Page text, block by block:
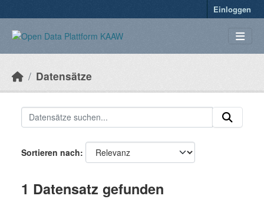
Einloggen
Datensätze
Sortieren nach
1 Datensatz gefunden